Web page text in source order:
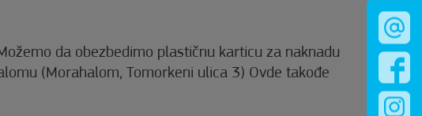
da obezbedimo plastičnu karticu za naknadu
(Morahalom, Tomorkeni ulica 3) Ovde takođe